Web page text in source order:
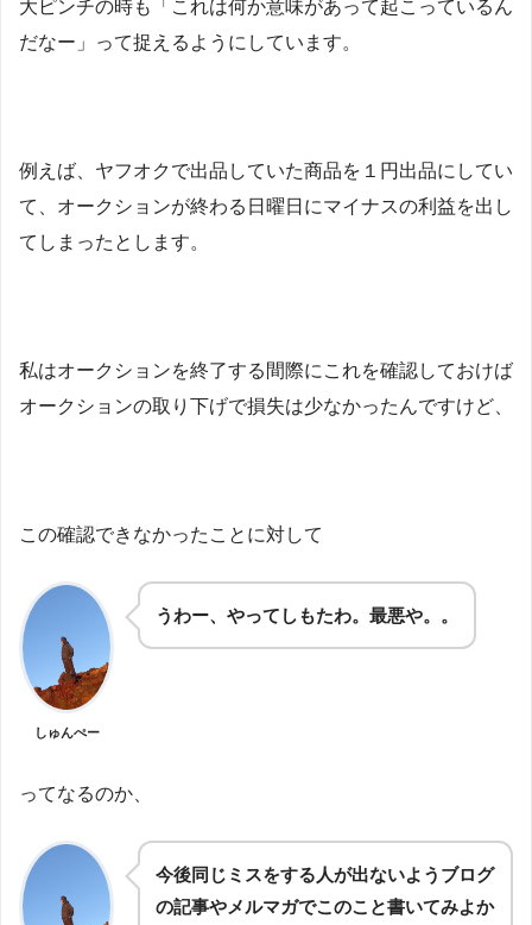
大ピンチの時も「これは何か意味があって起こっているん
だなー」って捉えるようにしています。
例えば、ヤフオクで出品していた商品を１円出品にしてい
て、オークションが終わる日曜日にマイナスの利益を出し
てしまったとします。
私はオークションを終了する間際にこれを確認しておけば
オークションの取り下げで損失は少なかったんですけど、
この確認できなかったことに対して
しゅんぺー
うわー、やってしもたわ。最悪や。。
ってなるのか、
今後同じミスをする人が出ないようブログ
の記事やメルマガでこのこと書いてみよか